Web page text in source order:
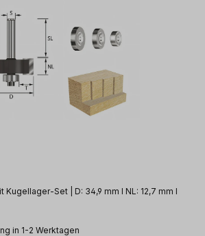
Kugellager-Set | D: 34,9 mm l NL: 12,7 mm l
in 1-2 Werktagen